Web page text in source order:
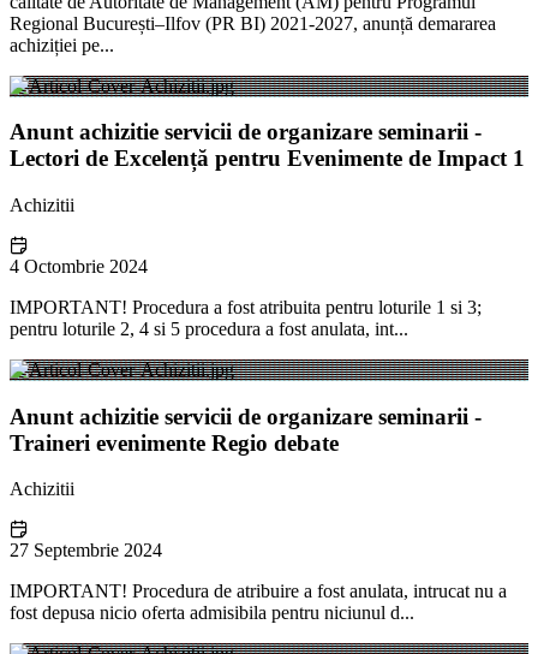
Regional București–Ilfov (PR BI) 2021-2027, anunță demararea
achiziției pe...
Anunt achizitie servicii de organizare seminarii -
Lectori de Excelență pentru Evenimente de Impact 1
Achizitii
4 Octombrie 2024
IMPORTANT! Procedura a fost atribuita pentru loturile 1 si 3;
pentru loturile 2, 4 si 5 procedura a fost anulata, int...
Anunt achizitie servicii de organizare seminarii -
Traineri evenimente Regio debate
Achizitii
27 Septembrie 2024
IMPORTANT! Procedura de atribuire a fost anulata, intrucat nu a
fost depusa nicio oferta admisibila pentru niciunul d...